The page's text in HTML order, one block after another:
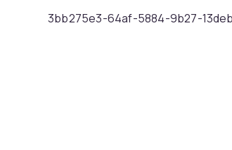
3bb275e3-64af-5884-9b27-